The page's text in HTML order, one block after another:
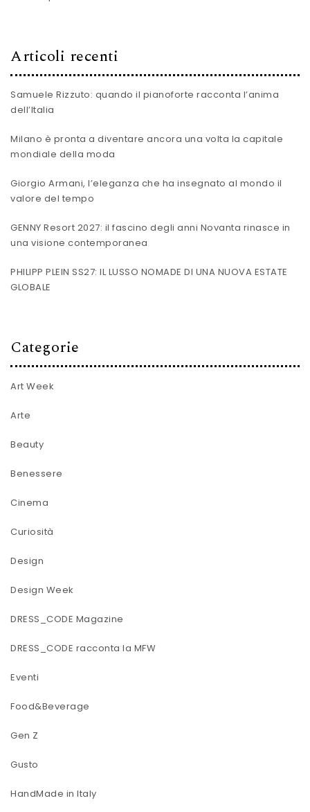
Articoli recenti
Samuele Rizzuto: quando il pianoforte racconta l’anima
dell’Italia
Milano è pronta a diventare ancora una volta la capitale
mondiale della moda
Giorgio Armani, l’eleganza che ha insegnato al mondo il
valore del tempo
GENNY Resort 2027: il fascino degli anni Novanta rinasce in
una visione contemporanea
PHILIPP PLEIN SS27: IL LUSSO NOMADE DI UNA NUOVA ESTATE
GLOBALE
Categorie
Art Week
Arte
Beauty
Benessere
Cinema
Curiosità
Design
Design Week
DRESS_CODE Magazine
DRESS_CODE racconta la MFW
Eventi
Food&Beverage
Gen Z
Gusto
HandMade in Italy